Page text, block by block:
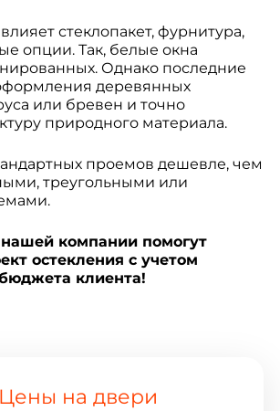
стеклопакет, фурнитура,
опции. Так, белые окна
Однако последние
деревянных
или бревен и точно
природного материала.
проемов дешевле, чем
треугольными или
компании помогут
остекления с учетом
клиента!
Цены на двери